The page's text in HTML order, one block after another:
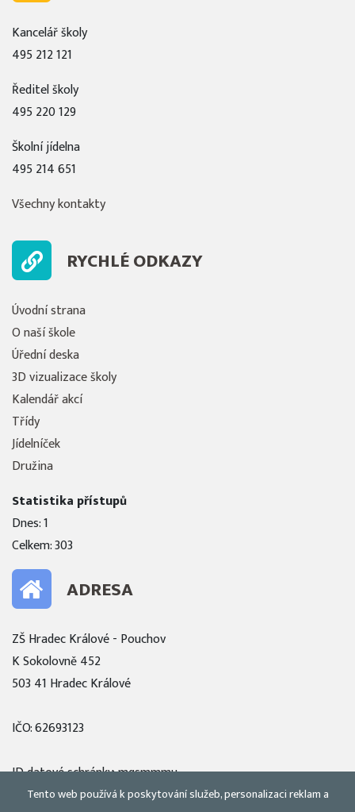
Kancelář školy
495 212 121
Ředitel školy
495 220 129
Školní jídelna
495 214 651
Všechny kontakty
RYCHLÉ ODKAZY
Úvodní strana
O naší škole
Úřední deska
3D vizualizace školy
Kalendář akcí
Třídy
Jídelníček
Družina
Statistika přístupů
Dnes: 1
Celkem: 303
ADRESA
ZŠ Hradec Králové - Pouchov
K Sokolovně 452
503 41 Hradec Králové
IČO: 62693123
ID datové schránky: mqsmmmu
Zobrazit mapu
Tento web používá k poskytování služeb, personalizaci reklam a